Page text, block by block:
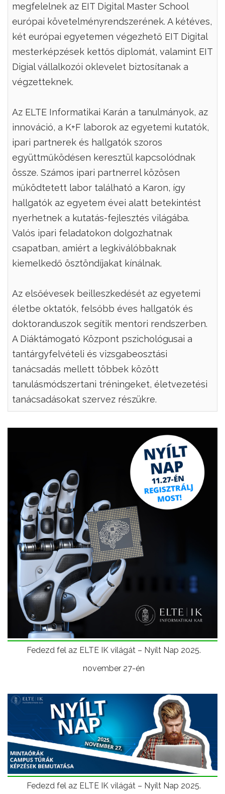
megfelelnek az EIT Digital Master School
európai követelményrendszerének. A kétéves,
két európai egyetemen végezhető EIT Digital
mesterképzések kettős diplomát, valamint EIT
Digial vállalkozói oklevelet biztosítanak a
végzetteknek.
Az ELTE Informatikai Karán a tanulmányok, az
innováció, a K+F laborok az egyetemi kutatók,
ipari partnerek és hallgatók szoros
együttműködésen keresztül kapcsolódnak
össze. Számos ipari partnerrel közösen
működtetett labor található a Karon, így
hallgatók az egyetem évei alatt betekintést
nyerhetnek a kutatás-fejlesztés világába.
Valós ipari feladatokon dolgozhatnak
csapatban, amiért a legkiválóbbaknak
kiemelkedő ösztöndíjakat kínálnak.
Az elsőévesek beilleszkedését az egyetemi
életbe oktatók, felsőbb éves hallgatók és
doktoranduszok segítik mentori rendszerben.
A Diáktámogató Központ pszichológusai a
tantárgyfelvételi és vizsgabeosztási
tanácsadás mellett többek között
tanulásmódszertani tréningeket, életvezetési
tanácsadásokat szervez részükre.
Fedezd fel az ELTE IK világát – Nyílt Nap 2025.
november 27-én
Fedezd fel az ELTE IK világát – Nyílt Nap 2025.